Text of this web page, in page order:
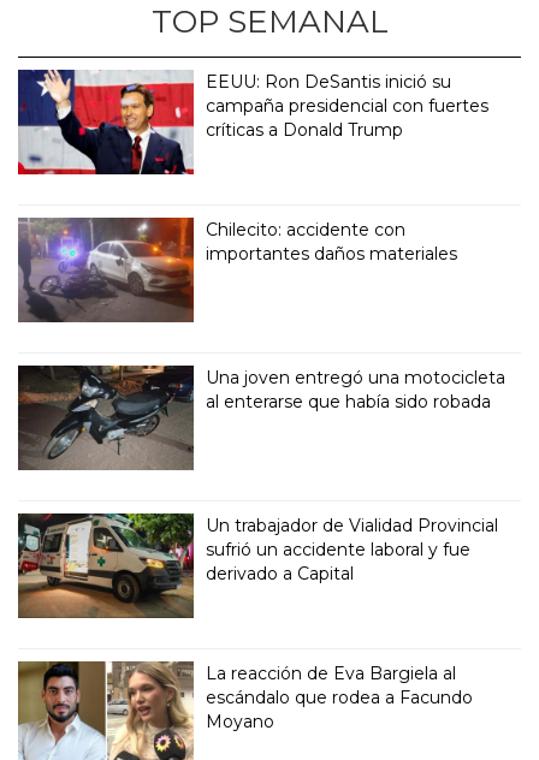
TOP SEMANAL
EEUU: Ron DeSantis inició su
campaña presidencial con fuertes
críticas a Donald Trump
Chilecito: accidente con
importantes daños materiales
Una joven entregó una motocicleta
al enterarse que había sido robada
Un trabajador de Vialidad Provincial
sufrió un accidente laboral y fue
derivado a Capital
La reacción de Eva Bargiela al
escándalo que rodea a Facundo
Moyano